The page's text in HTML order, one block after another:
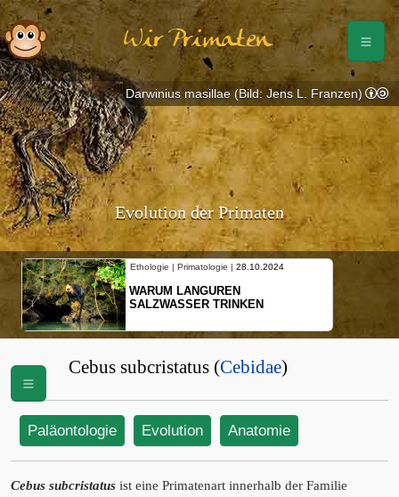
Wir Primaten
Evolution der Primaten
Ethologie | Primatologie | 28.10.2024
WARUM LANGUREN
SALZWASSER TRINKEN
Darwinius masillae (Bild: Jens L. Franzen)
Cebus subcristatus (Cebidae)
Paläontologie Evolution Anatomie
Cebus subcristatus ist eine Primatenart innerhalb der Familie